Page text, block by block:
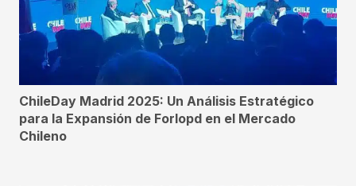
ChileDay Madrid 2025: Un Análisis Estratégico
para la Expansión de Forlopd en el Mercado
Chileno